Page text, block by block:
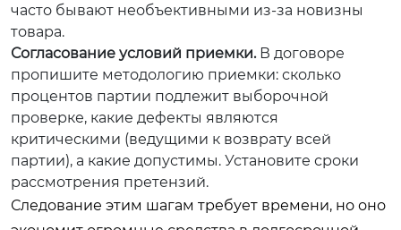
часто бывают необъективными из-за новизны
товара.
Согласование условий приемки.В договоре
пропишите методологию приемки: сколько
процентов партии подлежит выборочной
проверке, какие дефекты являются
критическими (ведущими к возврату всей
партии), а какие допустимы. Установите сроки
рассмотрения претензий.
Следование этим шагам требует времени, но оно